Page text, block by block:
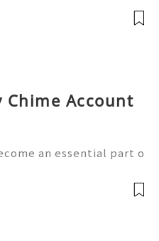
and open-source c
Chime Account
an essential part o
handle payments, moni